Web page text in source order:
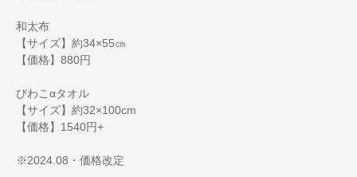
和太布
【サイズ】約34×55㎝
【価格】880円
びわこαタオル
【サイズ】約32×100cm
【価格】1540円+
※2024.08・価格改定